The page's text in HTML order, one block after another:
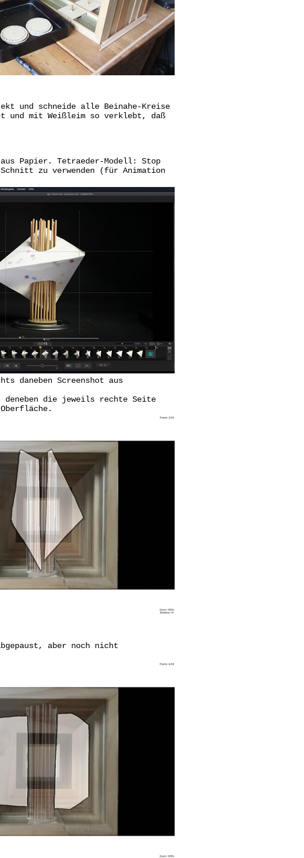
und schneide alle Beinahe-Kreise
und mit Weißleim so verklebt, daß
Papier. Tetraeder-Modell: Stop
zu verwenden (für Animation
daneben Screenshot aus
die jeweils rechte Seite
aber noch nicht